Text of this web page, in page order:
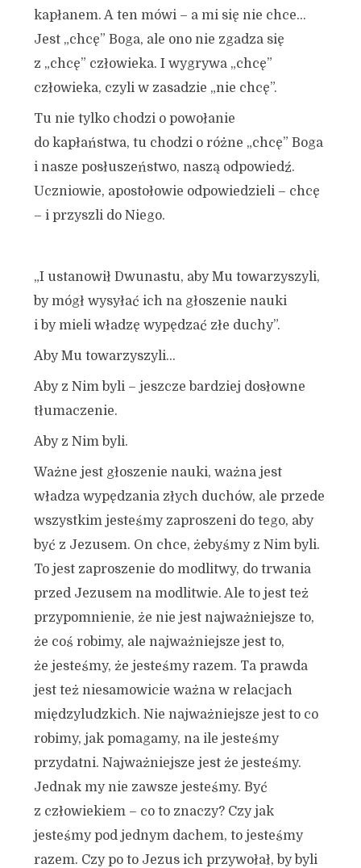
kapłanem. A ten mówi – a mi się nie chce…
Jest „chcę” Boga, ale ono nie zgadza się
z „chcę” człowieka. I wygrywa „chcę”
człowieka, czyli w zasadzie „nie chcę”.
Tu nie tylko chodzi o powołanie
do kapłaństwa, tu chodzi o różne „chcę” Boga
i nasze posłuszeństwo, naszą odpowiedź.
Uczniowie, apostołowie odpowiedzieli – chcę
– i przyszli do Niego.
„I ustanowił Dwunastu, aby Mu towarzyszyli,
by mógł wysyłać ich na głoszenie nauki
i by mieli władzę wypędzać złe duchy”.
Aby Mu towarzyszyli…
Aby z Nim byli – jeszcze bardziej dosłowne
tłumaczenie.
Aby z Nim byli.
Ważne jest głoszenie nauki, ważna jest
władza wypędzania złych duchów, ale przede
wszystkim jesteśmy zaproszeni do tego, aby
być z Jezusem. On chce, żebyśmy z Nim byli.
To jest zaproszenie do modlitwy, do trwania
przed Jezusem na modlitwie. Ale to jest też
przypomnienie, że nie jest najważniejsze to,
że coś robimy, ale najważniejsze jest to,
że jesteśmy, że jesteśmy razem. Ta prawda
jest też niesamowicie ważna w relacjach
międzyludzkich. Nie najważniejsze jest to co
robimy, jak pomagamy, na ile jesteśmy
przydatni. Najważniejsze jest że jesteśmy.
Jednak my nie zawsze jesteśmy. Być
z człowiekiem – co to znaczy? Czy jak
jesteśmy pod jednym dachem, to jesteśmy
razem. Czy po to Jezus ich przywołał, by byli